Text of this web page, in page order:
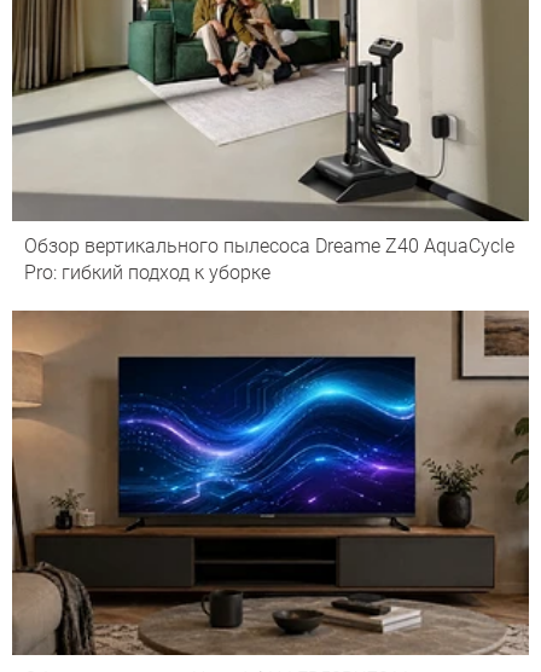
Обзор вертикального пылесоса Dreame Z40 AquaCycle
Pro: гибкий подход к уборке